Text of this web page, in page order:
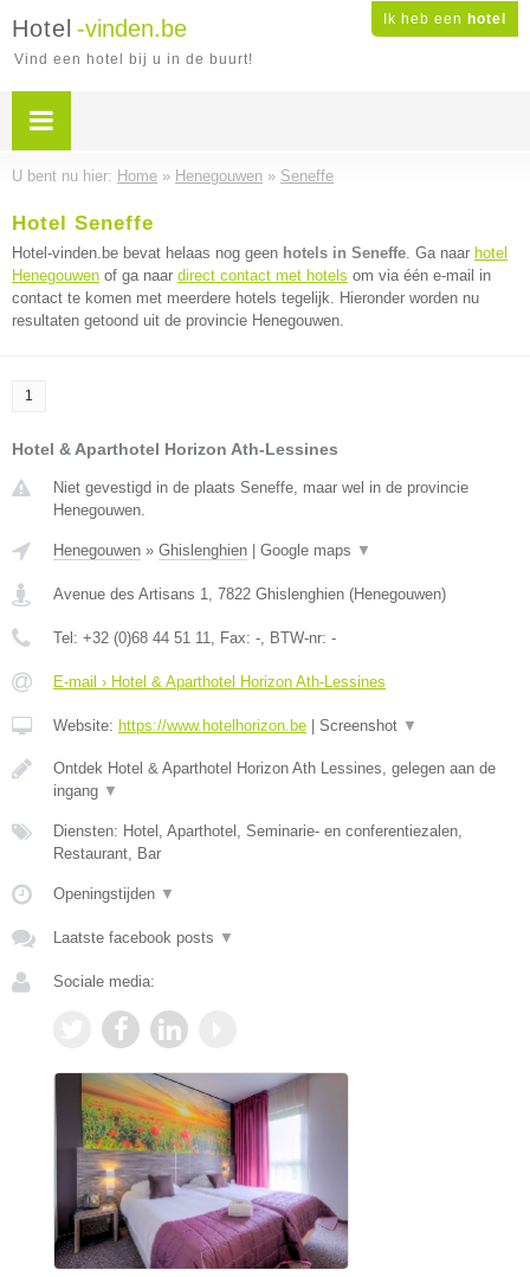
Ik heb een hotel
Hotel -vinden.be
Vind een hotel bij u in de buurt!
U bent nu hier: Home » Henegouwen » Seneffe
Hotel Seneffe
Hotel-vinden.be bevat helaas nog geen hotels in Seneffe. Ga naar hotel
Henegouwen of ga naar direct contact met hotels om via één e-mail in
contact te komen met meerdere hotels tegelijk. Hieronder worden nu
resultaten getoond uit de provincie Henegouwen.
1
Hotel & Aparthotel Horizon Ath-Lessines
Niet gevestigd in de plaats Seneffe, maar wel in de provincie
Henegouwen.
Henegouwen » Ghislenghien Google maps ▼
Avenue des Artisans 1, 7822 Ghislenghien (Henegouwen)
Tel: +32 (0)68 44 51 11, Fax: -, BTW-nr: -
E-mail › Hotel & Aparthotel Horizon Ath-Lessines
Website: https://www.hotelhorizon.be Screenshot ▼
Ontdek Hotel & Aparthotel Horizon Ath Lessines, gelegen aan de
ingang ▼
Diensten: Hotel, Aparthotel, Seminarie- en conferentiezalen,
Restaurant, Bar
Openingstijden ▼
Laatste facebook posts ▼
Sociale media: